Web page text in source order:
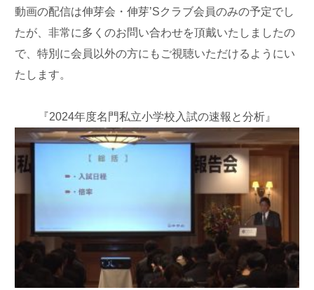
動画の配信は伸芽会・伸芽’Sクラブ会員のみの予定でし
たが、非常に多くのお問い合わせを頂戴いたしましたの
で、特別に会員以外の方にもご視聴いただけるようにい
たします。
『2024年度名門私立小学校入試の速報と分析』